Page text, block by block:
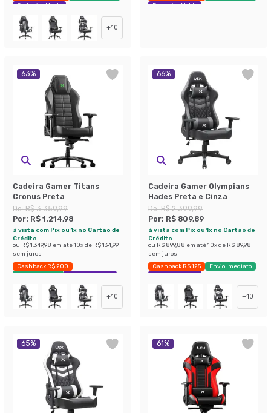
Exclusivo Mobly
+10
Exclusivo Mobly
63%
Cadeira Gamer Titans
Cronus Preta
De:R$ 3.359,99
Por: R$ 1.214,98
à vista com Pix ou 1x no Cartão de
Crédito
ou R$ 1.349,98 em até10x de R$ 134,99
sem juros
Cashback R$ 200
Envio Imediato
Exclusivo Mobly
+10
66%
Cadeira Gamer Olympians
Hades Preta e Cinza
De:R$ 2.399,99
Por: R$ 809,89
à vista com Pix ou 1x no Cartão de
Crédito
ou R$ 899,88 em até10x de R$ 89,98
sem juros
Cashback R$ 125
Envio Imediato
Exclusivo Mobly
+10
65% 61%